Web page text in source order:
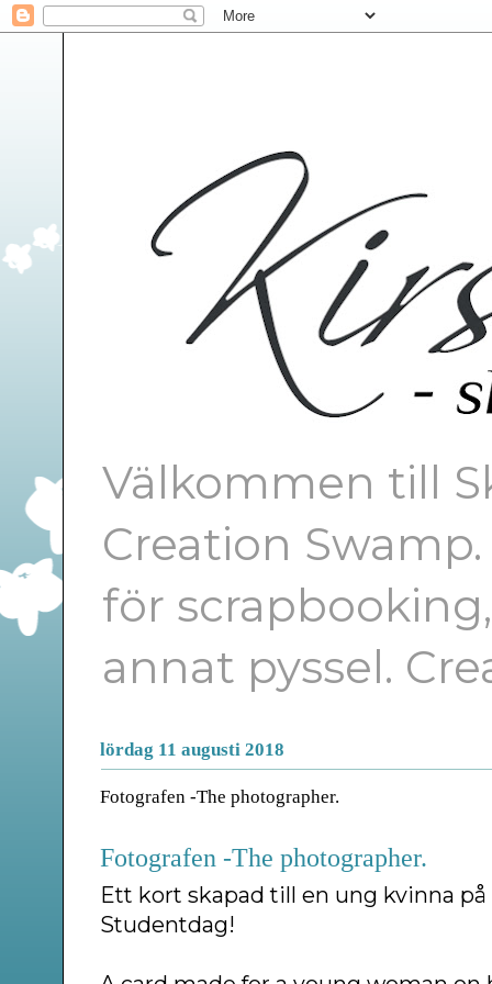
Välkommen till
Creation
för
annat pyssel.
lördag 11 augusti 2018
Fotografen -The photographer.
Fotografen -The photographer.
Ett kort skapad till en ung kvinna
Studentdag!